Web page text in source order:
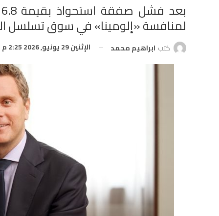
لمنافسة «إلومينا» في سوق تسلسل
كتب ابراهيم محمد الإثنين 29 يونيو, 2026 2:25 م